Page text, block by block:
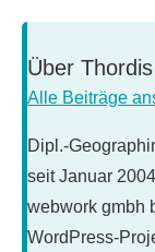
Über Thordis
Alle Beiträge
Dipl.-
seit Januar
webwork gmbh
WordPress-